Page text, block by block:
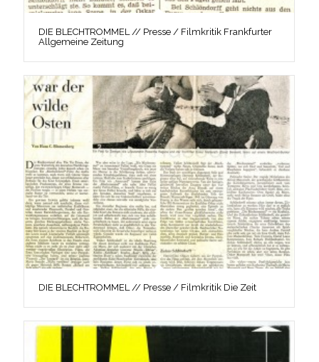
DIE BLECHTROMMEL // Presse / Filmkritik Frankfurter
Allgemeine Zeitung
DIE BLECHTROMMEL // Presse / Filmkritik Die Zeit